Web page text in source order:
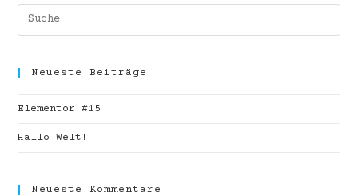
Neueste Beiträge
Elementor #15
Hallo Welt!
Neueste Kommentare